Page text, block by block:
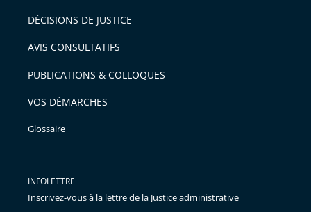
DÉCISIONS DE JUSTICE
AVIS CONSULTATIFS
PUBLICATIONS & COLLOQUES
VOS DÉMARCHES
Glossaire
INFOLETTRE
Inscrivez-vous à la lettre de la Justice administrative